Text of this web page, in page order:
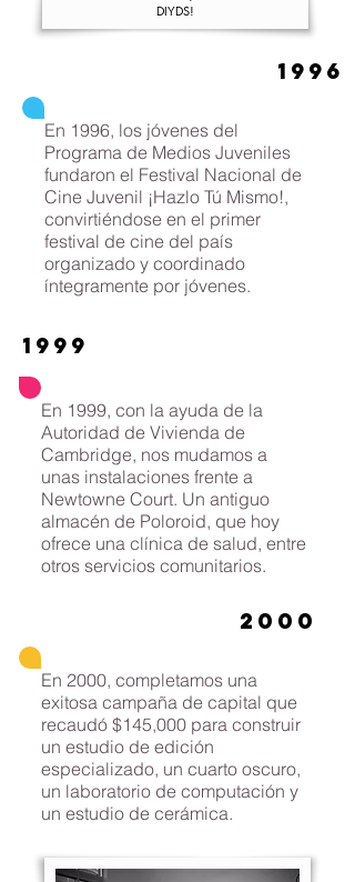
DIYDS!
1996
En 1996, los jóvenes del
Programa de Medios Juveniles
fundaron el Festival Nacional de
Cine Juvenil ¡Hazlo Tú Mismo!,
convirtiéndose en el primer
festival de cine del país
organizado y coordinado
íntegramente por jóvenes.
1999
En 1999, con la ayuda de la
Autoridad de Vivienda de
Cambridge, nos mudamos a
unas instalaciones frente a
Newtowne Court. Un antiguo
almacén de Poloroid, que hoy
ofrece una clínica de salud, entre
otros servicios comunitarios.
2000
En 2000, completamos una
exitosa campaña de capital que
recaudó $145,000 para construir
un estudio de edición
especializado, un cuarto oscuro,
un laboratorio de computación y
un estudio de cerámica.